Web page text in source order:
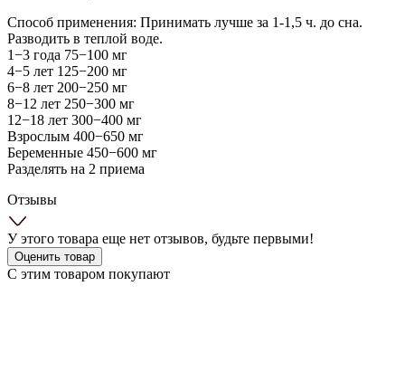
Способ применения: Принимать лучше за 1-1,5 ч. до сна.
Разводить в теплой воде.
1−3 года 75−100 мг
4−5 лет 125−200 мг
6−8 лет 200−250 мг
8−12 лет 250−300 мг
12−18 лет 300−400 мг
Взрослым 400−650 мг
Беременные 450−600 мг
Разделять на 2 приема
Отзывы
У этого товара еще нет отзывов, будьте первыми!
Оценить товар
С этим товаром покупают